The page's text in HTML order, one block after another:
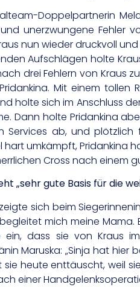
Doppelpartnerin
unerzwungene Fehler
nun wieder druckvoll
Aufschlägen holte
drei Fehlern von Kraus
Mit einem tollen
holte sich im Anschluss
Dann holte Pridankina
Services ab, und
hart umkämpft, Pridankina
Cross nach einem
„sehr gute Basis für die
sich beim
mich meine Mama.
ein, dass sie von Kraus
Maruska: „Sinja hat hier
sie heute enttäuscht, weil
einer